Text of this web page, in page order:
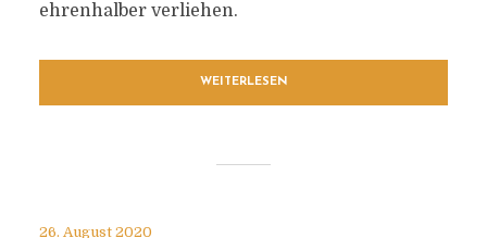
ehrenhalber verliehen.
WEITERLESEN
26. August 2020